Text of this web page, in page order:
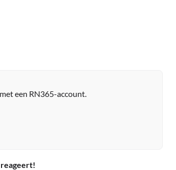
een RN365-account.